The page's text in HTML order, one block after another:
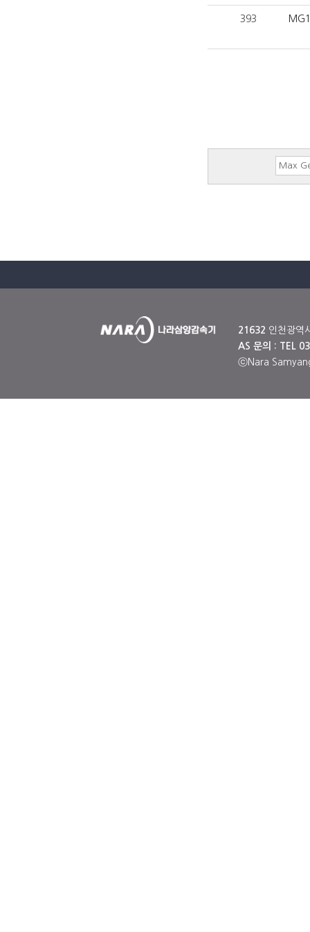
393
21632 인천광역
AS 문의 : TEL
ⓒNara